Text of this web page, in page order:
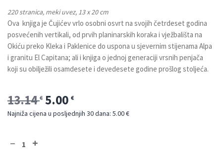
220 stranica, meki uvez, 13 x 20 cm
Ova knjiga je Čujićev vrlo osobni osvrt na svojih četrdeset godina
posvećenih vertikali, od prvih planinarskih koraka i vježbališta na
Okiću preko Kleka i Paklenice do uspona u sjevernim stijenama Alpa
i granitu El Capitana; ali i knjiga o jednoj generaciji vrsnih penjača
koji su obilježili osamdesete i devedesete godine prošlog stoljeća.
13.14€ 5.00 €
Najniža cijena u posljednjih 30 dana: 5.00 €